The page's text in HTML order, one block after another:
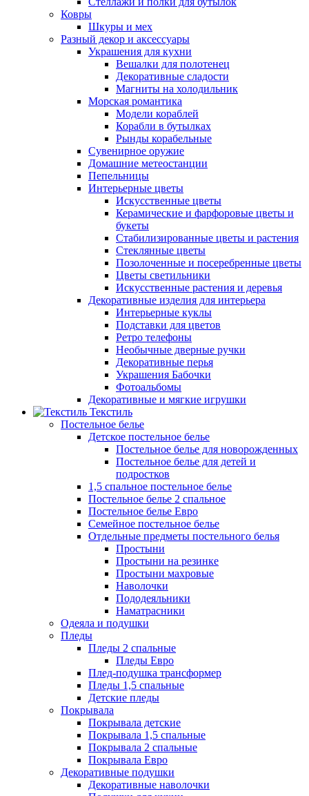
Ковры
Шкуры и мех
Разный декор и аксессуары
Украшения для кухни
Вешалки для полотенец
Декоративные сладости
Магниты на холодильник
Морская романтика
Модели кораблей
Корабли в бутылках
Рынды корабельные
Сувенирное оружие
Домашние метеостанции
Пепельницы
Интерьерные цветы
Искусственные цветы
Керамические и фарфоровые цветы и
букеты
Стабилизированные цветы и растения
Стеклянные цветы
Позолоченные и посеребренные цветы
Цветы светильники
Искусственные растения и деревья
Декоративные изделия для интерьера
Интерьерные куклы
Подставки для цветов
Ретро телефоны
Необычные дверные ручки
Декоративные перья
Украшения Бабочки
Фотоальбомы
Декоративные и мягкие игрушки
Текстиль
Постельное белье
Детское постельное белье
Постельное белье для новорожденных
Постельное белье для детей и
подростков
1,5 спальное постельное белье
Постельное белье 2 спальное
Постельное белье Евро
Семейное постельное белье
Отдельные предметы постельного белья
Простыни
Простыни на резинке
Простыни махровые
Наволочки
Пододеяльники
Наматрасники
Одеяла и подушки
Пледы
Пледы 2 спальные
Пледы Евро
Плед-подушка трансформер
Пледы 1,5 спальные
Детские пледы
Покрывала
Покрывала детские
Покрывала 1,5 спальные
Покрывала 2 спальные
Покрывала Евро
Декоративные подушки
Декоративные наволочки